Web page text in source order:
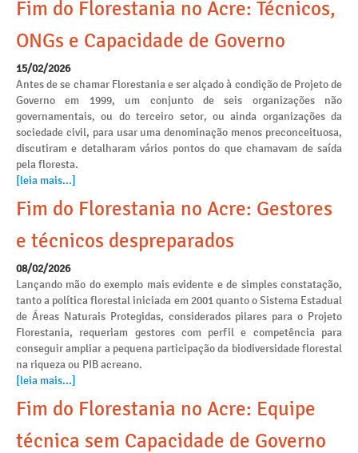
Fim do Florestania no Acre: Técnicos,
ONGs e Capacidade de Governo
15/02/2026
Antes de se chamar Florestania e ser alçado à condição de Projeto de
Governo em 1999, um conjunto de seis organizações não
governamentais, ou do terceiro setor, ou ainda organizações da
sociedade civil, para usar uma denominação menos preconceituosa,
discutiram e detalharam vários pontos do que chamavam de saída
pela floresta.
[leia mais...]
Fim do Florestania no Acre: Gestores
e técnicos despreparados
08/02/2026
Lançando mão do exemplo mais evidente e de simples constatação,
tanto a política florestal iniciada em 2001 quanto o Sistema Estadual
de Áreas Naturais Protegidas, considerados pilares para o Projeto
Florestania, requeriam gestores com perfil e competência para
conseguir ampliar a pequena participação da biodiversidade florestal
na riqueza ou PIB acreano.
[leia mais...]
Fim do Florestania no Acre: Equipe
técnica sem Capacidade de Governo